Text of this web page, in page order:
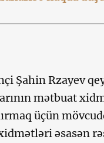
Şahin Rzayev
mətbuat
üçün
əsasən